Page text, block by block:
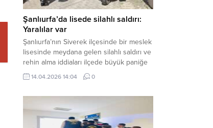
Şanlıurfa’da lisede silahlı saldırı:
Yaralılar var
Şanlıurfa’nın Siverek ilçesinde bir meslek
lisesinde meydana gelen silahlı saldırı ve
rehin alma iddiaları ilçede büyük paniğe
neden oldu. Olay yerine çok sayıda özel
harekat polisi ve sağlık ekibi sevk
çalışmaları devam ediyor. Haber Merkezi
– Siverek ilçesi Hasan Çelebi
Mahallesi’nde bulunan Ahmet Koyuncu
14.04.2026 14:04 0